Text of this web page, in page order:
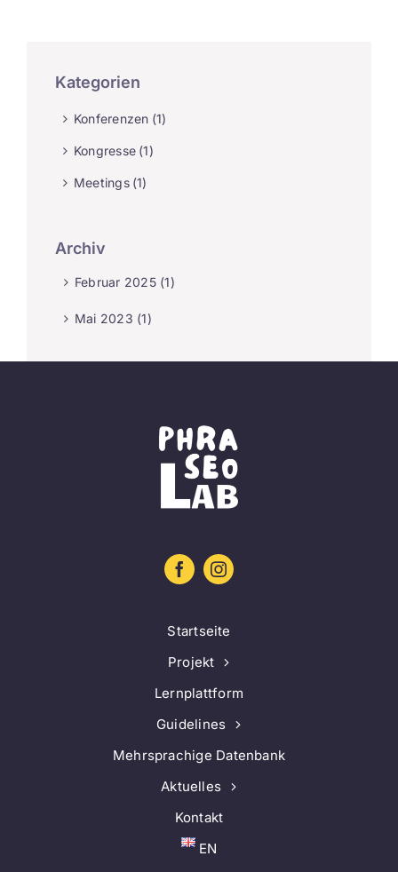
Kategorien
Konferenzen (1)
Kongresse (1)
Meetings (1)
Archiv
Februar 2025 (1)
Mai 2023 (1)
Startseite
Projekt
Lernplattform
Guidelines
Mehrsprachige Datenbank
Aktuelles
Kontakt
EN